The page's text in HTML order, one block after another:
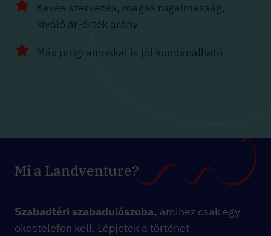
Kevés szervezés, magas rugalmasság,
kiváló ár-érték arány
Más programokkal is jól kombinálható
Mi a Landventure?
Szabadtéri szabadulószoba, amihez csak egy
okostelefon kell. Lépjetek a történet